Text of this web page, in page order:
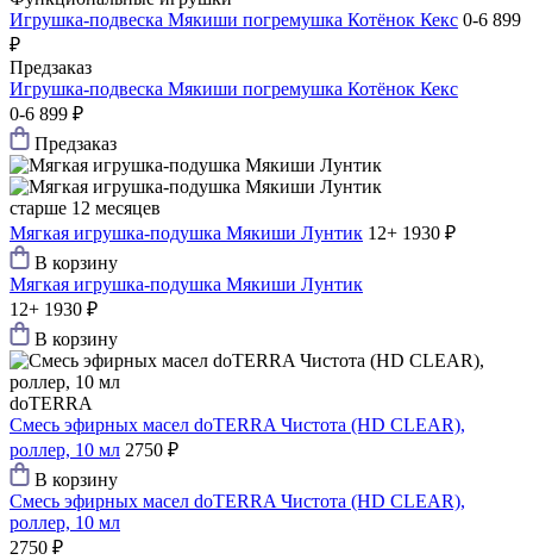
Игрушка-подвеска Мякиши погремушка Котёнок Кекс 0-6 899
₽
Предзаказ
Игрушка-подвеска Мякиши погремушка Котёнок Кекс
0-6 899 ₽
Предзаказ
старше 12 месяцев
Мягкая игрушка-подушка Мякиши Лунтик 12+ 1930 ₽
В корзину
Мягкая игрушка-подушка Мякиши Лунтик
12+ 1930 ₽
В корзину
doTERRA
Смесь эфирных масел doTERRA Чистота (HD CLEAR),
роллер, 10 мл 2750 ₽
В корзину
Смесь эфирных масел doTERRA Чистота (HD CLEAR),
роллер, 10 мл
2750 ₽